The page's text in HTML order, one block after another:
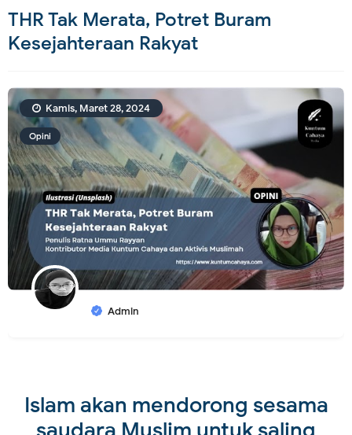
THR Tak Merata, Potret Buram
Kesejahteraan Rakyat
Opini
Admin
Kamis, Maret 28, 2024
Islam akan mendorong sesama